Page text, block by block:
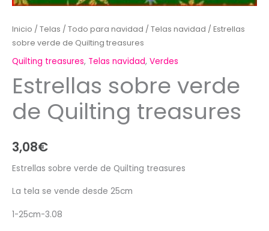
Inicio / Telas / Todo para navidad / Telas navidad / Estrellas
sobre verde de Quilting treasures
Quilting treasures, Telas navidad, Verdes
Estrellas sobre verde
de Quilting treasures
3,08€
Estrellas sobre verde de Quilting treasures
La tela se vende desde 25cm
1-25cm-3.08